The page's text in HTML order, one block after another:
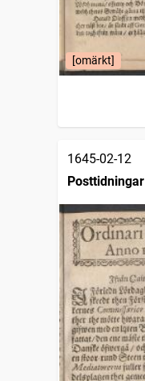
[omärkt]
1645-02-12
Posttidningar